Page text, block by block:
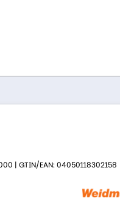
| GTIN/EAN: 04050118302158